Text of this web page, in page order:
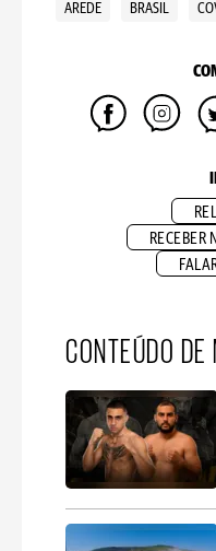
AREDE BRASIL
RECEBER
CONTEÚDO DE